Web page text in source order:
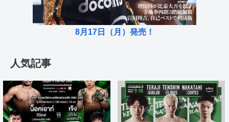
8月17日（月）発売！
人気記事